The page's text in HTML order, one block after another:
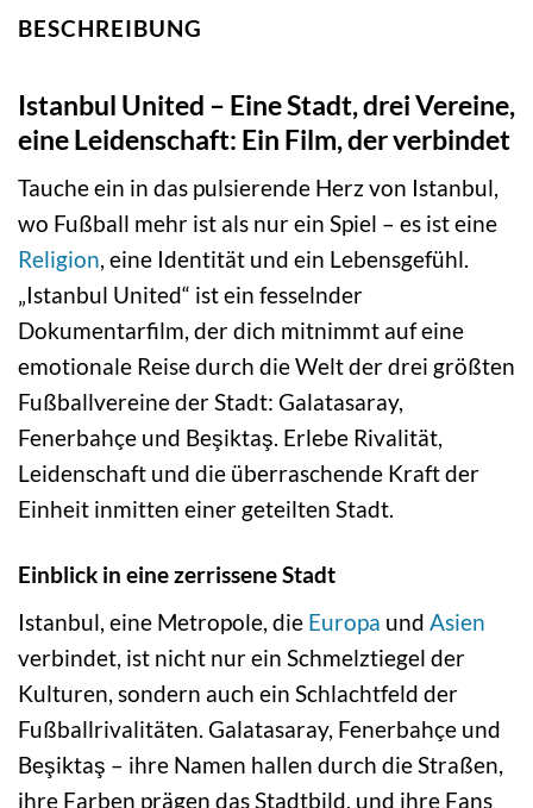
BESCHREIBUNG
Istanbul United – Eine Stadt, drei Vereine,
eine Leidenschaft: Ein Film, der verbindet
Tauche ein in das pulsierende Herz von Istanbul,
wo Fußball mehr ist als nur ein Spiel – es ist eine
Religion, eine Identität und ein Lebensgefühl.
„Istanbul United“ ist ein fesselnder
Dokumentarfilm, der dich mitnimmt auf eine
emotionale Reise durch die Welt der drei größten
Fußballvereine der Stadt: Galatasaray,
Fenerbahçe und Beşiktaş. Erlebe Rivalität,
Leidenschaft und die überraschende Kraft der
Einheit inmitten einer geteilten Stadt.
Einblick in eine zerrissene Stadt
Istanbul, eine Metropole, die Europa und Asien
verbindet, ist nicht nur ein Schmelztiegel der
Kulturen, sondern auch ein Schlachtfeld der
Fußballrivalitäten. Galatasaray, Fenerbahçe und
Beşiktaş – ihre Namen hallen durch die Straßen,
ihre Farben prägen das Stadtbild, und ihre Fans